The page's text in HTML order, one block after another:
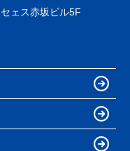
ェス赤坂ビル5F